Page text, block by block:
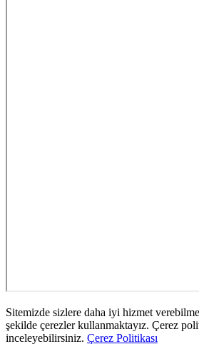
Sitemizde sizlere daha iyi hizmet
şekilde çerezler kullanmaktayız. Çerez
inceleyebilirsiniz. Çerez Politikası